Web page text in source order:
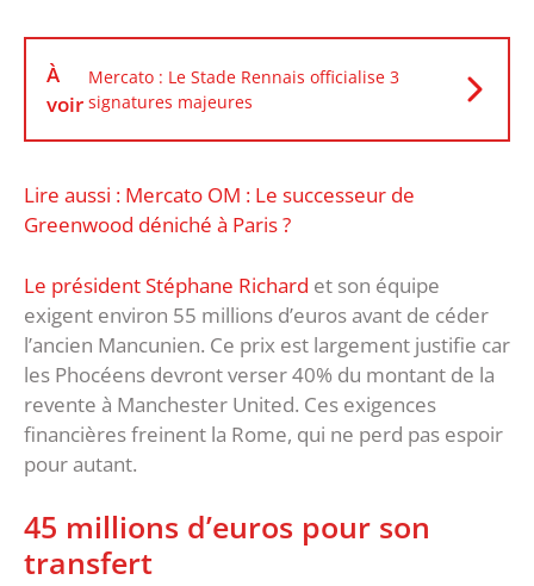
À
voir
Mercato : Le Stade Rennais officialise 3
signatures majeures
Lire aussi : Mercato OM : Le successeur de
Greenwood déniché à Paris ?
Le président Stéphane Richard et son équipe
exigent environ 55 millions d’euros avant de céder
l’ancien Mancunien. Ce prix est largement justifie car
les Phocéens devront verser 40% du montant de la
revente à Manchester United. Ces exigences
financières freinent la Rome, qui ne perd pas espoir
pour autant.
45 millions d’euros pour son
transfert